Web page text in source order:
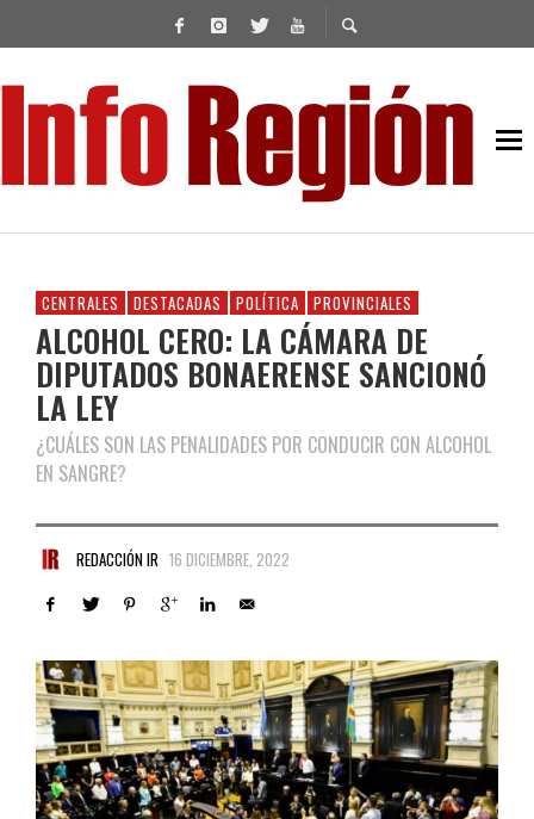
CENTRALES DESTACADAS POLÍTICA PROVINCIALES
ALCOHOL CERO: LA CÁMARA DE
DIPUTADOS BONAERENSE SANCIONÓ
LA LEY
¿CUÁLES SON LAS PENALIDADES POR CONDUCIR CON ALCOHOL
EN SANGRE?
REDACCIÓN IR 16 DICIEMBRE, 2022